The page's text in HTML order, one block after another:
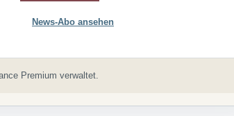
News-Abo ansehen
Premium verwaltet.